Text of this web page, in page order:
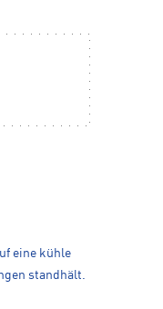
eine kühle
standhält.